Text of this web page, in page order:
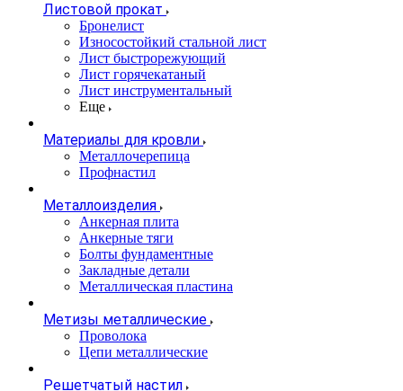
Листовой прокат
Бронелист
Износостойкий стальной лист
Лист быстрорежующий
Лист горячекатаный
Лист инструментальный
Еще
Материалы для кровли
Металлочерепица
Профнастил
Металлоизделия
Анкерная плита
Анкерные тяги
Болты фундаментные
Закладные детали
Металлическая пластина
Метизы металлические
Проволока
Цепи металлические
Решетчатый настил